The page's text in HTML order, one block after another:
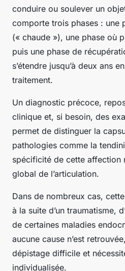
conduire ou soulever un
comporte trois phases : une
(« chaude »), une phase où
puis une phase de
s’étendre jusqu’à deux ans
traitement.
Un diagnostic précoce,
clinique et, si besoin, des
permet de distinguer la
pathologies comme la
spécificité de cette affection
global de l’articulation.
Dans de nombreux cas,
à la suite d’un traumatisme,
de certaines maladies
aucune cause n’est
dépistage difficile et
individualisée.